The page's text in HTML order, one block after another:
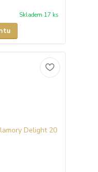
Skladem 17 ks